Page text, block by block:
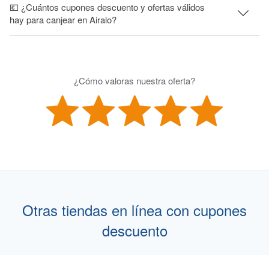
💶 ¿Cuántos cupones descuento y ofertas válidos
hay para canjear en Airalo?
¿Cómo valoras nuestra oferta?
Otras tiendas en línea con cupones
descuento